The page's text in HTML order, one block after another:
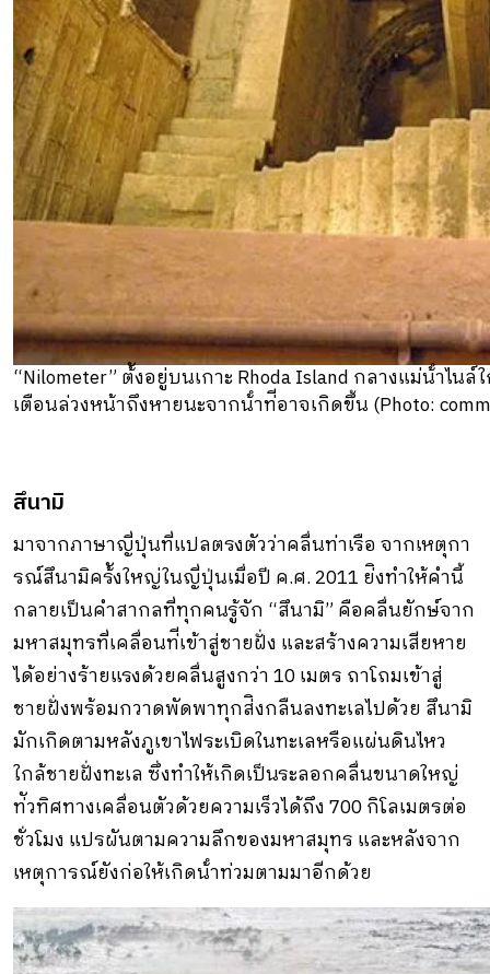
“Nilometer” ต้ังอยู่บนเกาะ Rhoda Island กลางแม่น้ําไ
เตือนล่วงหน้าถึงหายนะจากน้ําท่ีอาจเกิดขึ้น (Photo:
สึนามิ
มาจากภาษาญี่ปุ่นที่แปลตรงตัวว่าคลื่นท่าเรือ จากเหตุกา
รณ์สึนามิคร้ังใหญ่ในญี่ปุ่นเมื่อปี ค.ศ. 2011 ย่ิงทําให้คํานี้
กลายเป็นคําสากลที่ทุกคนรู้จัก “สึนามิ” คือคลื่นยักษ์จาก
มหาสมุทรที่เคลื่อนท่ีเข้าสู่ชายฝั่ง และสร้างความเสียหาย
ได้อย่างร้ายแรงด้วยคลื่นสูงกว่า 10 เมตร ถาโถมเข้าสู่
ชายฝั่งพร้อมกวาดพัดพาทุกส่ิงกลืนลงทะเลไปด้วย สึนามิ
มักเกิดตามหลังภูเขาไฟระเบิดในทะเลหรือแผ่นดินไหว
ใกล้ชายฝั่งทะเล ซึ่งทําให้เกิดเป็นระลอกคลื่นขนาดใหญ่
ท่ัวทิศทางเคลื่อนตัวด้วยความเร็วได้ถึง 700 กิโลเมตรต่อ
ชั่วโมง แปรผันตามความลึกของมหาสมุทร และหลังจาก
เหตุการณ์ยังก่อให้เกิดน้ําท่วมตามมาอีกด้วย